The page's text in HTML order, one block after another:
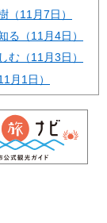
11月7日）
（11月4日）
（11月3日）
月1日）